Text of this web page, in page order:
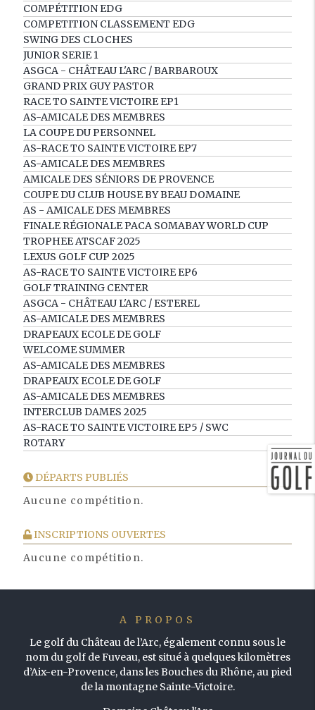
COMPÉTITION EDG
COMPETITION CLASSEMENT EDG
SWING DES CLOCHES
JUNIOR SERIE 1
ASGCA - CHÂTEAU L'ARC / BARBAROUX
GRAND PRIX GUY PASTOR
RACE TO SAINTE VICTOIRE EP1
AS-AMICALE DES MEMBRES
LA COUPE DU PERSONNEL
AS-RACE TO SAINTE VICTOIRE EP7
AS-AMICALE DES MEMBRES
AMICALE DES SÉNIORS DE PROVENCE
COUPE DU CLUB HOUSE BY BEAU DOMAINE
AS - AMICALE DES MEMBRES
FINALE RÉGIONALE PACA SOMABAY WORLD CUP
TROPHEE ATSCAF 2025
LEXUS GOLF CUP 2025
AS-RACE TO SAINTE VICTOIRE EP6
GOLF TRAINING CENTER
ASGCA - CHÂTEAU L'ARC / ESTEREL
AS-AMICALE DES MEMBRES
DRAPEAUX ECOLE DE GOLF
WELCOME SUMMER
AS-AMICALE DES MEMBRES
DRAPEAUX ECOLE DE GOLF
AS-AMICALE DES MEMBRES
INTERCLUB DAMES 2025
AS-RACE TO SAINTE VICTOIRE EP5 / SWC
ROTARY
DÉPARTS PUBLIÉS
Aucune compétition.
INSCRIPTIONS OUVERTES
Aucune compétition.
A PROPOS
Le golf du Château de l’Arc, également connu sous le
nom du golf de Fuveau, est situé à quelques kilomètres
d’Aix-en-Provence, dans les Bouches du Rhône, au pied
de la montagne Sainte-Victoire.